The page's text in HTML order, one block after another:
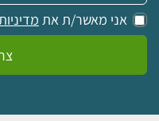
אני מאשר/ת את